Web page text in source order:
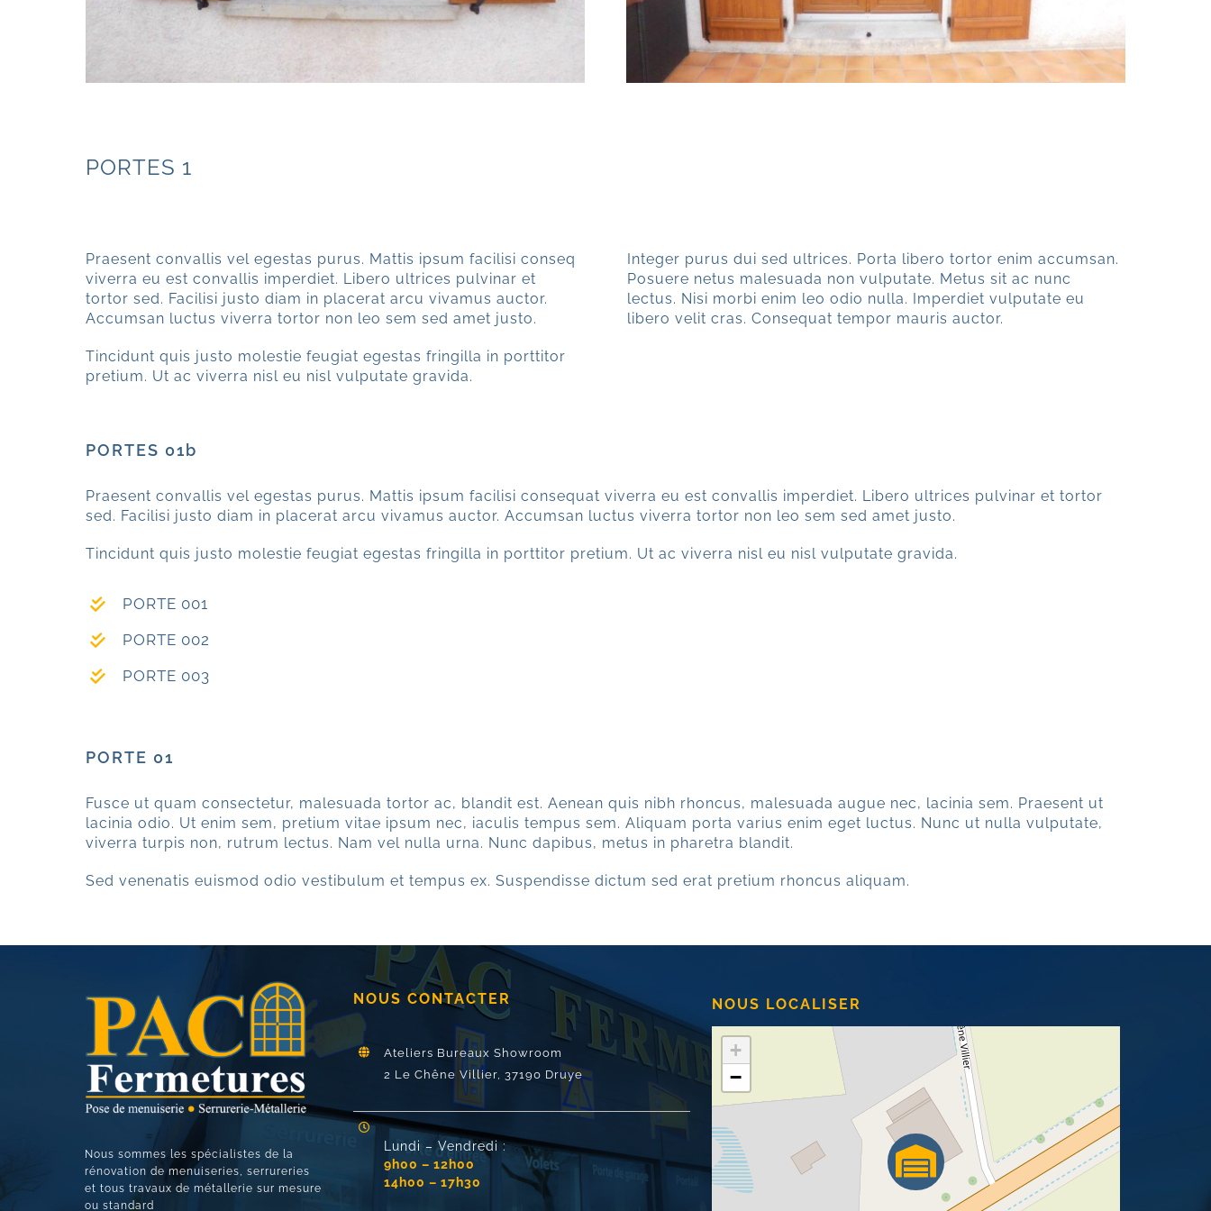
PORTES 1
Praesent convallis vel egestas purus. Mattis ipsum facilisi conseq
viverra eu est convallis imperdiet. Libero ultrices pulvinar et
tortor sed. Facilisi justo diam in placerat arcu vivamus auctor.
Accumsan luctus viverra tortor non leo sem sed amet justo.
Tincidunt quis justo molestie feugiat egestas fringilla in porttitor
pretium. Ut ac viverra nisl eu nisl vulputate gravida.
Integer purus dui sed ultrices. Porta libero tortor enim accumsan.
Posuere netus malesuada non vulputate. Metus sit ac nunc
lectus. Nisi morbi enim leo odio nulla. Imperdiet vulputate eu
libero velit cras. Consequat tempor mauris auctor.
PORTES 01b
Praesent convallis vel egestas purus. Mattis ipsum facilisi consequat viverra eu est convallis imperdiet. Libero ultrices pulvinar et tortor
sed. Facilisi justo diam in placerat arcu vivamus auctor. Accumsan luctus viverra tortor non leo sem sed amet justo.
Tincidunt quis justo molestie feugiat egestas fringilla in porttitor pretium. Ut ac viverra nisl eu nisl vulputate gravida.
PORTE 001
PORTE 002
PORTE 003
PORTE 01
Fusce ut quam consectetur, malesuada tortor ac, blandit est. Aenean quis nibh rhoncus, malesuada augue nec, lacinia sem. Praesent ut
lacinia odio. Ut enim sem, pretium vitae ipsum nec, iaculis tempus sem. Aliquam porta varius enim eget luctus. Nunc ut nulla vulputate,
viverra turpis non, rutrum lectus. Nam vel nulla urna. Nunc dapibus, metus in pharetra blandit.
Sed venenatis euismod odio vestibulum et tempus ex. Suspendisse dictum sed erat pretium rhoncus aliquam.
Nous sommes les spécialistes de la
rénovation de menuiseries, serrureries
et tous travaux de métallerie sur mesure
ou standard
NOUS CONTACTER
Ateliers Bureaux Showroom
2 Le Chêne Villier, 37190 Druye
Lundi – Vendredi :
9h00 – 12h00
14h00 – 17h30
NOUS LOCALISER
+
−